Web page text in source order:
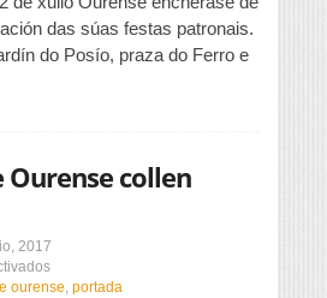
das súas festas patronais.
do Posío, praza do Ferro e
Ourense collen
2017
en
As
ourense, portada